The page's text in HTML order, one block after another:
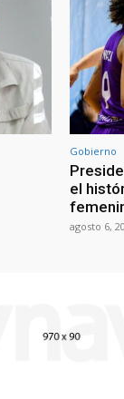
Gobierno
el
agosto 6,